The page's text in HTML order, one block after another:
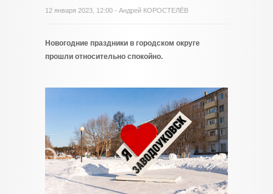
12 января 2023, 12:00 - Андрей КОРОСТЕЛЁВ
Новогодние праздники в городском округе
прошли относительно спокойно.